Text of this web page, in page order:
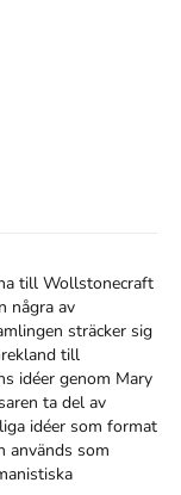
till Wollstonecraft
några av
sträcker sig
till
idéer genom Mary
ta del av
idéer som format
används som